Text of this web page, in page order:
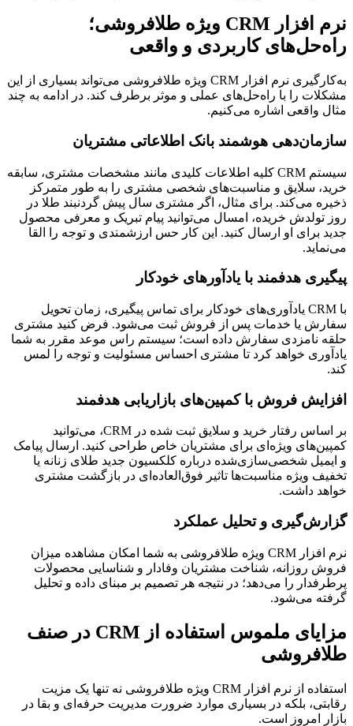
نرم افزار CRM ویژه طلافروشی؛
راه‌حل‌های کاربردی و واقعی
به‌کارگیری نرم افزار CRM ویژه طلافروشی می‌تواند بسیاری از این
مشکلات را با راه‌حل‌های عملی و موثر برطرف کند. در ادامه به چند
مثال واقعی اشاره می‌کنیم.
سازمان‌دهی هوشمند بانک اطلاعاتی مشتریان
سیستم CRM کلیه اطلاعات کلیدی مانند مشخصات مشتری، سابقه
خرید، سلایق و مناسبت‌های شخصی مشتری را به طور متمرکز
ذخیره می‌کند. برای مثال، اگر مشتری سال پیش گردنبند طلا در
روز تولدش خریده، امسال می‌توانید پیام تبریک و معرفی محصول
جدید برای او ارسال کنید. این کار حس ارزشمندی و توجه را القا
می‌نماید.
پیگیری هدفمند با یادآورهای خودکار
با CRM یادآوری‌های خودکار برای تماس پیگیری، زمان تحویل
سفارش یا خدمات پس از فروش ثبت می‌شود. فرض کنید مشتری
حلقه نامزدی سفارش داده است؛ سیستم راس موعد مقرر به شما
یادآوری خواهد کرد تا مشتری احساس مسئولیت و توجه را لمس
کند.
افزایش فروش با کمپین‌های بازاریابی هدفمند
بر اساس رفتار خرید و سلایق ثبت شده در CRM، می‌توانید
کمپین‌های ویژ‌ه‌ای برای مشتریان خاص طراحی کنید. ارسال پیامک
و ایمیل شخصی‌سازی‌شده درباره کلکسیون جدید طلای زنانه یا
تخفیف ویژه مناسبت‌ها تاثیر فوق‌العاده‌ای در بازگشت مشتری
خواهد داشت.
گزارش‌گیری و تحلیل عملکرد
نرم افزار CRM ویژه طلافروشی به شما امکان مشاهده میزان
فروش روزانه، شناخت مشتریان وفادار و شناسایی محصولات
پرطرفدار را می‌دهد؛ در نتیجه هر تصمیم بر مبنای داده و تحلیل
گرفته می‌شود.
مزایای ملموس استفاده از CRM در صنف
طلافروشی
استفاده از نرم افزار CRM ویژه طلافروشی نه تنها یک مزیت
رقابتی، بلکه در بسیاری موارد ضرورت مدیریت حرفه‌ای و بقا در
بازار امروز است.